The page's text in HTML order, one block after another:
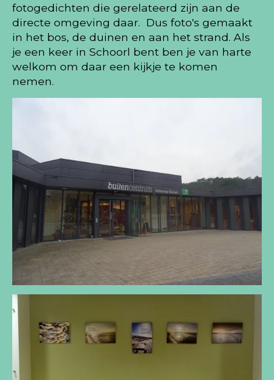
fotogedichten die gerelateerd zijn aan de
directe omgeving daar. Dus foto's gemaakt
in het bos, de duinen en aan het strand. Als
je een keer in Schoorl bent ben je van harte
welkom om daar een kijkje te komen
nemen.